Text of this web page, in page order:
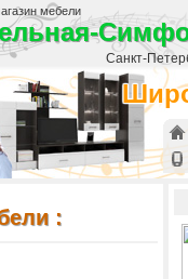
мебели
Санкт-
: